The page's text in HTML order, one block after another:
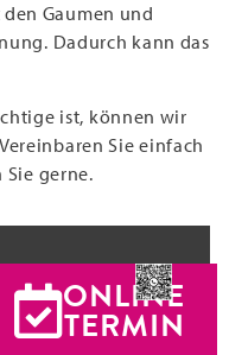
Gaumen und
Dadurch kann das
ist, können wir
Sie einfach
gerne.
ONLINE
TERMIN